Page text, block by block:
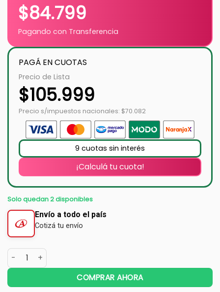
$84.799
Pagando con Transferencia
PAGÁ EN CUOTAS
Precio de Lista
$105.999
Precio s/impuestos nacionales: $70.082
9 cuotas sin interés
¡Calculá tu cuota!
Solo quedan 2 disponibles
Envío a todo el país
Cotizá tu envío
COMPRAR AHORA